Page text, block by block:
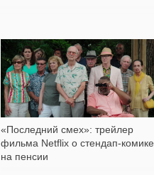
«Последний смех»: трейлер
фильма Netflix о стендап-комике
на пенсии
552